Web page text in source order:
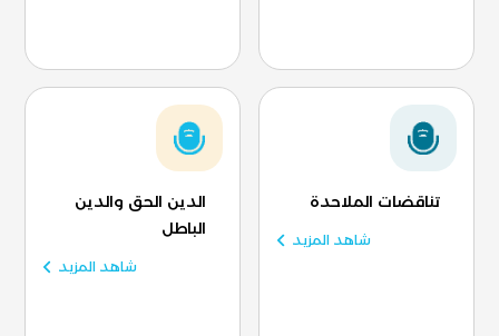
تناقضات الملاحدة
شاهد المزيد
الدين الحق والدين
الباطل
شاهد المزيد